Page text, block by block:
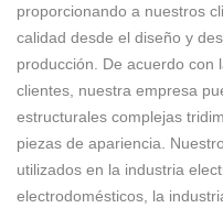
proporcionando a nuestros
calidad desde el diseño y
producción. De acuerdo con
clientes, nuestra empresa
estructurales complejas
piezas de apariencia.
utilizados en la industria
electrodomésticos, la